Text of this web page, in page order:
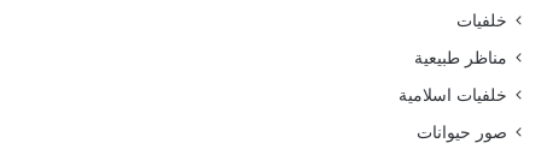
خلفيات
مناظر طبيعية
خلفيات اسلامية
صور حيوانات